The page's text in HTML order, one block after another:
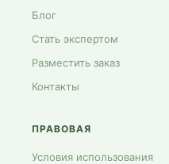
Блог
Стать экспертом
Разместить заказ
Контакты
ПРАВОВАЯ
Условия использования